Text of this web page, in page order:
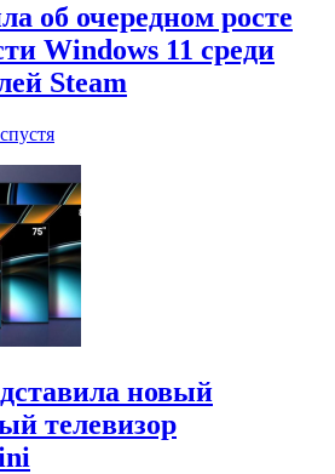
об очередном росте
Windows 11 среди
Steam
новый
телевизор